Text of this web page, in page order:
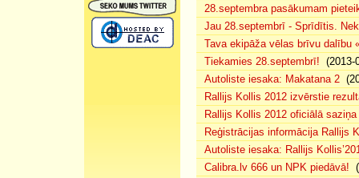
28.septembra pasākumam
Jau 28.septembrī - Sprīdītis.
Tava ekipāža vēlas brīvu dalību
Tiekamies 28.septembrī! (2013-
Autoliste iesaka: Makatana 2
Rallijs Kollis 2012 izvērstie
Rallijs Kollis 2012 oficiālā saziņa
Reģistrācijas informācija Rallijs
Autoliste iesaka: Rallijs
Calibra.lv 666 un NPK piedāvā!